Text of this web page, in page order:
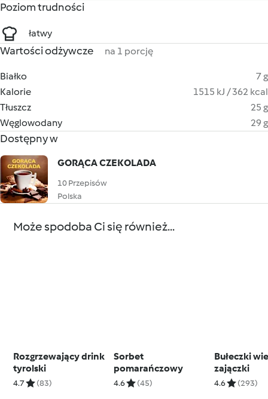
Poziom trudności
łatwy
Wartości odżywcze na 1 porcję
Białko
7 g
Kalorie
1515 kJ / 362 kcal
Tłuszcz
25 g
Węglowodany
29 g
Dostępny w
GORĄCA CZEKOLADA
10 Przepisów
Polska
Może spodoba Ci się również...
Rozgrzewający drink
tyrolski
4.7 (83)
Sorbet
pomarańczowy
4.6 (45)
Bułeczki
zajączki
4.6 (293)